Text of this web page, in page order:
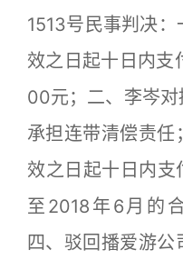
1513号民事判决
效之日起十日内
00元；二、李岑
承担连带清偿责任
效之日起十日内支
至2018年6月的
四、驳回播爱游